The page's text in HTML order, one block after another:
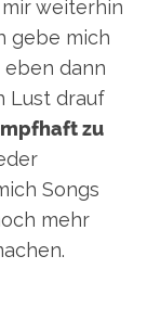
weiterhin
gebe mich
eben dann
Lust drauf
zu
Songs
mehr